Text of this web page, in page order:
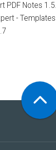
PDF Notes
-